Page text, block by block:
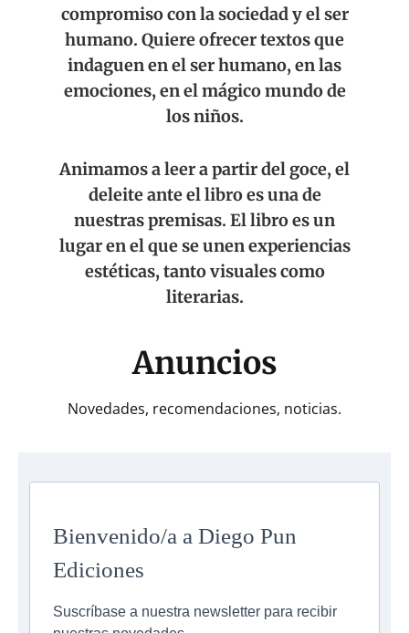
compromiso con la sociedad y el ser
humano. Quiere ofrecer textos que
indaguen en el ser humano, en las
emociones, en el mágico mundo de
los niños.
Animamos a leer a partir del goce, el
deleite ante el libro es una de
nuestras premisas. El libro es un
lugar en el que se unen experiencias
estéticas, tanto visuales como
literarias.
Anuncios
Novedades, recomendaciones, noticias.
Bienvenido/a a Diego Pun
Ediciones
Suscríbase a nuestra newsletter para recibir